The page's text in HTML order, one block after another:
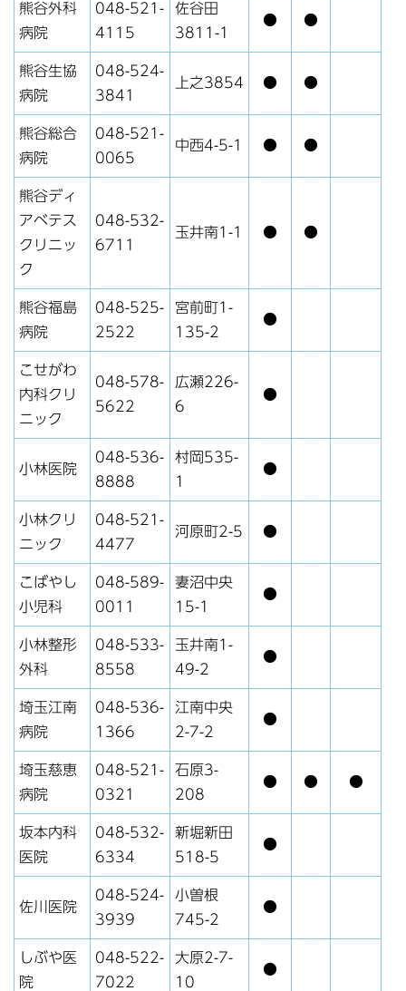
熊谷外科
病院
048-521-
4115
佐谷田
3811-1
● ●
熊谷生協
病院
048-524-
3841
上之3854 ● ●
熊谷総合
病院
048-521-
0065
中西4-5-1 ● ●
熊谷ディ
アベテス
クリニッ
ク
048-532-
6711
玉井南1-1 ● ●
熊谷福島
病院
048-525-
2522
宮前町1-
135-2
●
こせがわ
内科クリ
ニック
048-578-
5622
広瀬226-
6
●
小林医院
048-536-
8888
村岡535-
1
●
小林クリ
ニック
048-521-
4477
河原町2-5 ●
こばやし
小児科
048-589-
0011
妻沼中央
15-1
●
小林整形
外科
048-533-
8558
玉井南1-
49-2
●
埼玉江南
病院
048-536-
1366
江南中央
2-7-2
●
埼玉慈恵
病院
048-521-
0321
石原3-
208
● ● ●
坂本内科
医院
048-532-
6334
新堀新田
518-5
●
佐川医院
048-524-
3939
小曽根
745-2
●
しぶや医
院
048-522-
7022
大原2-7-
10
●